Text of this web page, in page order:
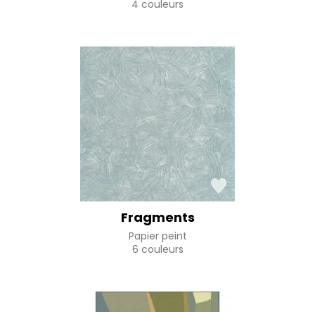
4 couleurs
Fragments
Papier peint
6 couleurs